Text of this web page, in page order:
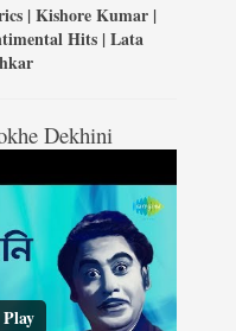
| Kishore Kumar |
Hits | Lata
Dekhini